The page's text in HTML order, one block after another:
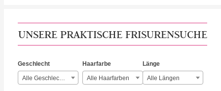
UNSERE PRAKTISCHE FRISURENSUCHE
Geschlecht
Alle Geschlechter
Haarfarbe
Alle Haarfarben
Länge
Alle Längen